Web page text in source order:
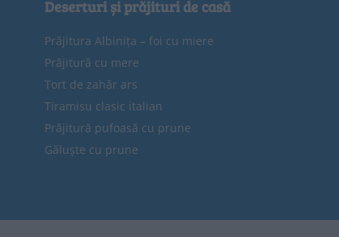
Deserturi și prăjituri de casă
Prăjitura Albinița – foi cu miere
Prăjitură cu mere
Tort de zahăr ars
Tiramisu clasic italian
Prăjitură pufoasă cu prune
Găluște cu prune